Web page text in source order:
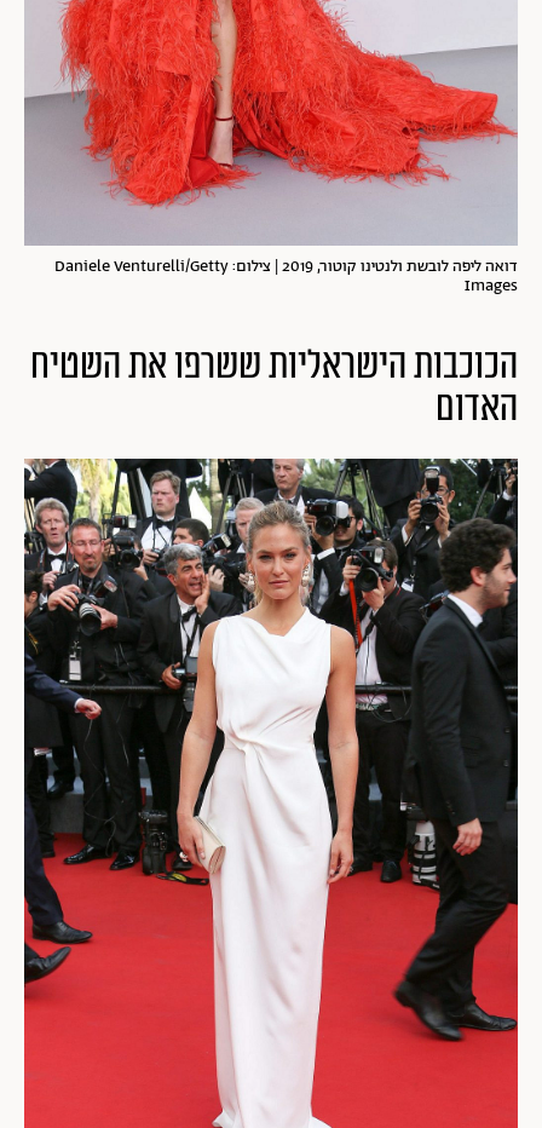
דואה ליפה לובשת ולנטינו קוטור, 2019 | צילום: Daniele Venturelli/Getty
Images
הכוכבות הישראליות ששרפו את השטיח
האדום